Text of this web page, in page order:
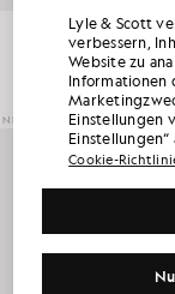
Softshell-
£169.00
NEU EINGETROFFEN
Lyle & Scott
verbessern,
Website zu
Informationen
Einstellungen
Einstellungen“
Cookie-
HOLEN
Werden Sie
Neuheiten der neuen
für Mitglieder sowie
Weitere